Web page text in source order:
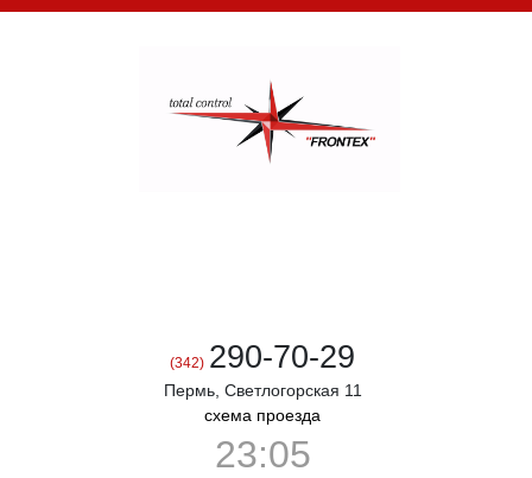
(342) 290-70-29
Пермь, Светлогорская 11
схема проезда
23 05